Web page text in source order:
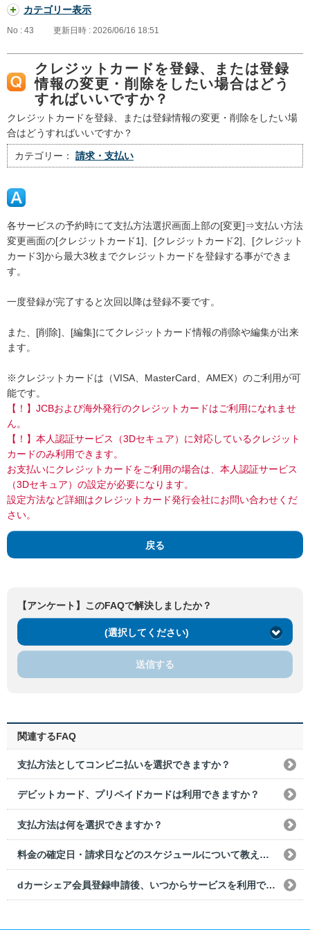
カテゴリー表示
No : 43 更新日時 : 2026/06/16 18:51
クレジットカードを登録、または登録
情報の変更・削除をしたい場合はどう
すればいいですか？
クレジットカードを登録、または登録情報の変更・削除をしたい場
合はどうすればいいですか？
カテゴリー： 請求・支払い
各サービスの予約時にて支払方法選択画面上部の[変更]⇒支払い方法
変更画面の[クレジットカード1]、[クレジットカード2]、[クレジット
カード3]から最大3枚までクレジットカードを登録する事ができま
す。
一度登録が完了すると次回以降は登録不要です。
また、[削除]、[編集]にてクレジットカード情報の削除や編集が出来
ます。
※クレジットカードは（VISA、MasterCard、AMEX）のご利用が可
能です。
【！】JCBおよび海外発行のクレジットカードはご利用になれませ
ん。
【！】本人認証サービス（3Dセキュア）に対応しているクレジット
カードのみ利用できます。
お支払いにクレジットカードをご利用の場合は、本人認証サービス
（3Dセキュア）の設定が必要になります。
設定方法など詳細はクレジットカード発行会社にお問い合わせくだ
さい。
戻る
【アンケート】このFAQで解決しましたか？
(選択してください)
送信する
関連するFAQ
支払方法としてコンビニ払いを選択できますか？
デビットカード、プリペイドカードは利用できますか？
支払方法は何を選択できますか？
料金の確定日・請求日などのスケジュールについて教えてください。
dカーシェア会員登録申請後、いつからサービスを利用できますか？